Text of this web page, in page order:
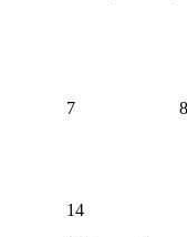
7 8
14